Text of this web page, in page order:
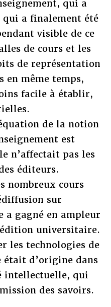
qui a
qui a finalement été
visible de ce
de cours et les
de représentation
même temps,
facile à établir,
de la notion
est
n’affectait pas les
éditeurs.
nombreux cours
sur
a gagné en ampleur
universitaire.
les technologies de
d’origine dans
intellectuelle, qui
des savoirs.